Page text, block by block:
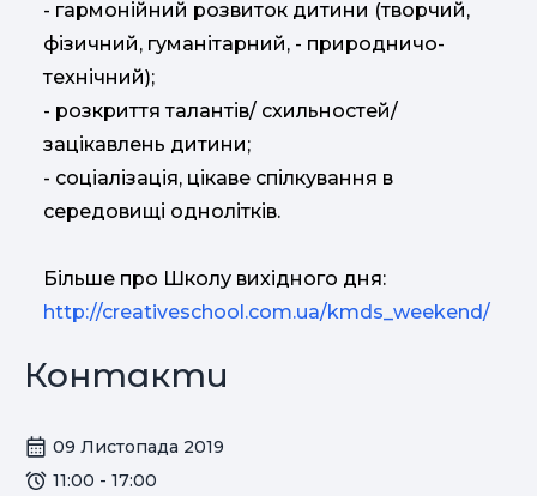
- гармонійний розвиток дитини (творчий,
фізичний, гуманітарний, - природничо-
технічний);
- розкриття талантів/ схильностей/
зацікавлень дитини;
- cоціалізація, цікаве спілкування в
середовищі однолітків.
Більше про Школу вихідного дня:
http://creativeschool.com.ua/kmds_weekend/
Контакти
09 Листопада 2019
11:00 - 17:00